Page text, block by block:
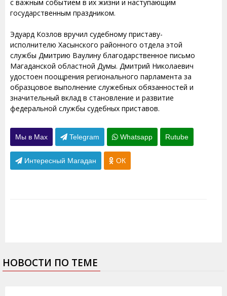
с важным событием в их жизни и наступающим
государственным праздником.
Эдуард Козлов вручил судебному приставу-
исполнителю Хасынского районного отдела этой
службы Дмитрию Ваулину благодарственное письмо
Магаданской областной Думы. Дмитрий Николаевич
удостоен поощрения регионального парламента за
образцовое выполнение служебных обязанностей и
значительный вклад в становление и развитие
федеральной службы судебных приставов.
Мы в Max Telegram Whatsapp Rutube
Интересный Магадан ОК
НОВОСТИ ПО ТЕМЕ